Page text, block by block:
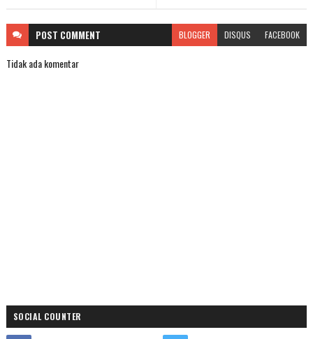
POST COMMENT BLOGGER DISQUS FACEBOOK
Tidak ada komentar
SOCIAL COUNTER